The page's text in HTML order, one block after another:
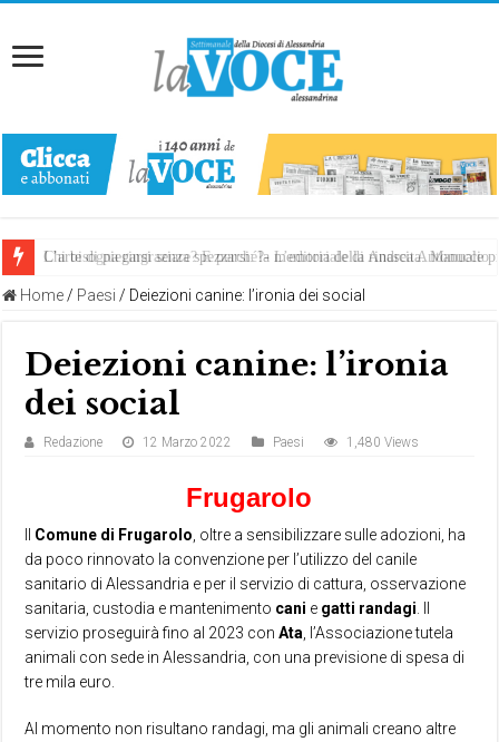
Chi bisogna ringraziare? E perché?- L’editoriale di Andrea Antonuccio
L’arte di piegarsi senza spezzarsi: la memoria della rinascita.
Home / Paesi / Deiezioni canine: l’ironia dei social
Deiezioni canine: l’ironia
dei social
Redazione 12 Marzo 2022 Paesi 1,480 Views
Frugarolo
Comune di Frugarolo , oltre a sensibilizzare sulle adozioni, ha
da poco rinnovato la convenzione per l’utilizzo del canile
sanitario di Alessandria e per il servizio di cattura, osservazione
sanitaria, custodia e mantenimento cani e gatti randagi
servizio proseguirà fino al 2023 conAta , l’Associazione tutela
animali con sede in Alessandria, con una previsione di spesa di
tre mila euro.
Al momento non risultano randagi, ma gli animali creano altre